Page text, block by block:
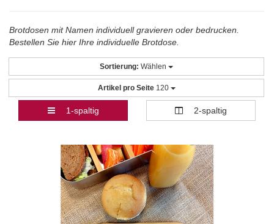
Brotdosen mit Namen individuell gravieren oder bedrucken.
Bestellen Sie hier Ihre individuelle Brotdose.
Sortierung: Wählen
Artikel pro Seite 120
1-spaltig 2-spaltig